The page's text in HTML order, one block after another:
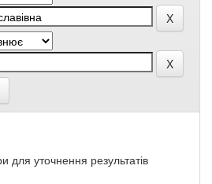
для уточнення результатів